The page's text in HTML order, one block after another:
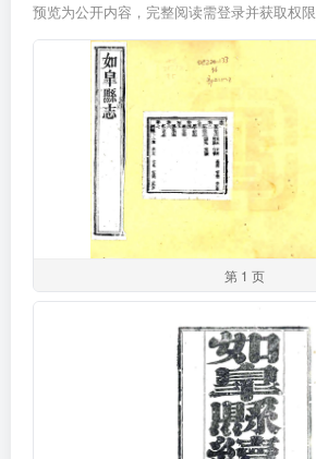
预览为公开内容，完整阅读需登录并获取权限
第 1 页